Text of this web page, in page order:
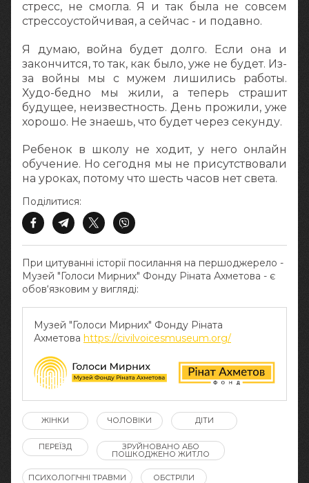
стресс, не смогла. Я и так была не совсем
стрессоустойчивая, а сейчас - и подавно.
Я думаю, война будет долго. Если она и
закончится, то так, как было, уже не будет. Из-
за войны мы с мужем лишились работы.
Худо-бедно мы жили, а теперь страшит
будущее, неизвестность. День прожили, уже
хорошо. Не знаешь, что будет через секунду.
Ребенок в школу не ходит, у него онлайн
обучение. Но сегодня мы не присутствовали
на уроках, потому что шесть часов нет света.
При цитуванні історії посилання на першоджерело -
Музей "Голоси Мирних" Фонду Ріната Ахметова - є
обов‘язковим у вигляді:
Музей "Голоси Мирних" Фонду Ріната
Ахметова https://civilvoicesmuseum.org/
Поділитися:
ЖІНКИ ЧОЛОВІКИ ДІТИ
ПЕРЕЇЗД ЗРУЙНОВАНО АБО
ПОШКОДЖЕНО ЖИТЛО
ПСИХОЛОГІЧНІ ТРАВМИ ОБСТРІЛИ